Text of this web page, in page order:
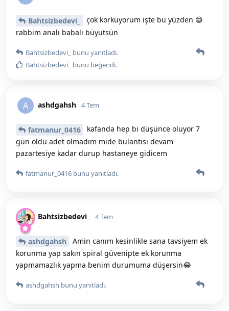
Bahtsizbedevi_
çok korkuyorum işte bu yüzden 😅
rabbim analı babalı büyütsün
Bahtsizbedevi_ bunu yanıtladı.
Bahtsizbedevi_ bunu beğendi.
A ashdgahsh 4 Tem
fatmanur_0416
kafanda hep bi düşünce oluyor 7
gün oldu adet olmadım mide bulantısı devam
pazartesiye kadar durup hastaneye gidicem
fatmanur_0416 bunu yanıtladı.
Bahtsizbedevi_ 4 Tem
ashdgahsh
Amin canım kesinlikle sana tavsiyem ek
korunma yap sakın spiral güvenipte ek korunma
yapmamazlık yapma benim durumuma düşersin😂
ashdgahsh bunu yanıtladı.